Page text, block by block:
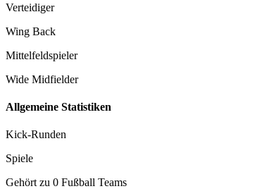
Verteidiger
Wing Back
Mittelfeldspieler
Wide Midfielder
Allgemeine Statistiken
Kick-Runden
Spiele
Gehört zu 0 Fußball Teams